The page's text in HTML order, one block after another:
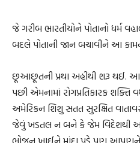
જે ગરીબ ભારતીયોને પોતાનો ધર્મ
બદલે પોતાની જાન બચાવીને આ
છૂઆછૂતની પ્રથા અહીંથી શરૂ થઈ. આ
પછી એમનામાં રોગપ્રતિકારક
અમેરિકન શિશુ સતત સુરક્ષિત
જેવું ખડતલ ન બને કે જેમ વિદેશથી